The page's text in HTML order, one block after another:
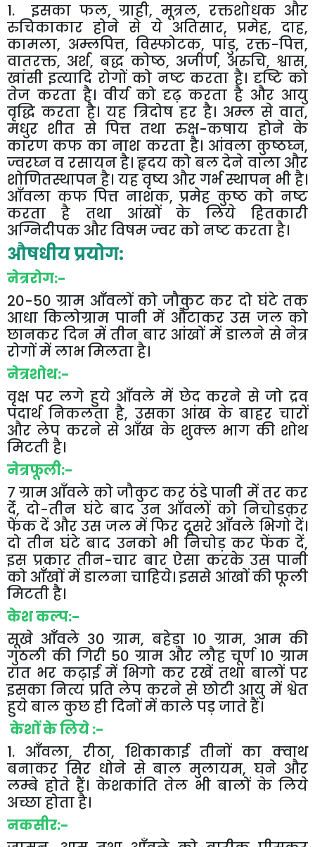
1.इसका फल,ग्राही,मूत्रल,रक्तशोधक और
रुचिकाकार होने से ये अतिसार, प्रमेह,दाह,
कामला, अम्लपित्त, विस्फोटक, पांडु, रक्त-पित्त,
वातरक्त, अर्श,बद्ध कोष्ठ, अजीर्ण, अरुचि, श्वास,
खांसी इत्यादि रोगों को नष्ट करता है। दृष्टि को
तेज करता है। वीर्य को दृढ़ करता है और आयु
वृद्धि करता है। यह त्रिदोष हर है। अम्ल से वात,
मधुर शीत से पित्त तथा रुक्ष-कषाय होने के
कारण कफ का नाश करता है। आंवला कुष्ठघ्न,
ज्वरघ्नव रसायनहै। हृदय कोबलदेने वाला और
शोणितस्थापनहै। यहवृष्य औरगर्भस्थापन भीहै।
आँवला कफ पित्त नाशक,प्रमेह कुष्ठ को नष्ट
करता
है तथा आंखों के लिये
हितकारी
अग्निदीपक औरविषमज्वरकोनष्टकरताहै।
औषधीयप्रयोग:
नेत्ररोग:-
20-50ग्राम आँवलों को जौकुट कर दो घंटे तक
आधा किलोग्राम पानी में औटाकर उस जल को
छानकर दिन में तीन बार आंखों में डालने से नेत्र
रोगोंमेंलाभमिलताहै।
नेत्रशोथ:-
वृक्ष पर लगे हुये आँवले में छेद करने से जो द्रव
पदार्थ निकलता है, उसका आंख के बाहर चारों
और लेप करने से आँख के शुक्ल भाग की शोथ
मिटतीहै।
नेत्रफूली:-
7 ग्राम आँवले कोजौकुटकरठंडेपानी मेंतरकर
देंं,दो-तीन घंटे बाद उन आँवलों को निचोडक़र
फेंकदें औरउस जलमेंफिर दूसरे आँवले भिगोदें।
दो तीन घंटे बाद उनको भी निचोड़ कर फेंक दें,
इस प्रकार तीन-चार बार ऐसा करके उस पानी
को आँखों मेंडालनाचाहिये। इससे आंखोंकीफूली
मिटतीहै।
केशकल्प:-
सूखे आँवले 30 ग्राम, बहेड़ा 10 ग्राम, आम की
गुठली की गिरी50 ग्राम और लौह चूर्ण10 ग्राम
रात भर कढ़ाई में भिगो कर रखें तथा बालों पर
इसका नित्य प्रति लेप करने से छोटी आयु में श्वेत
हुयेबालकुछहीदिनोंमेंकालेपड़जातेहैं।
केशोंकेलिये:-
1. आँवला, रीठा, शिकाकाई तीनों का क्वाथ
बनाकर सिर धोने से बाल मुलायम,घने और
लम्बे होते हैं। केशकांति तेल भी बालों के लिये
अच्छाहोताहै।
नकसीर:-